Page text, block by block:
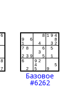
Базовое
#6262